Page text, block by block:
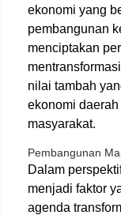
ekonomi yang
pembangunan
menciptakan
nilai tambah
ekonomi
masyarakat.
Pembangunan
Dalam
menjadi faktor
agenda